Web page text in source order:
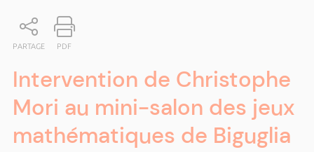
PARTAGE PDF
Intervention de Christophe
Mori au mini-salon des jeux
mathématiques de Biguglia